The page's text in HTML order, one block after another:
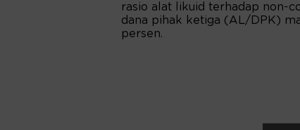
rasio alat likuid terhadap non-
dana pihak ketiga (AL/DPK)
persen.